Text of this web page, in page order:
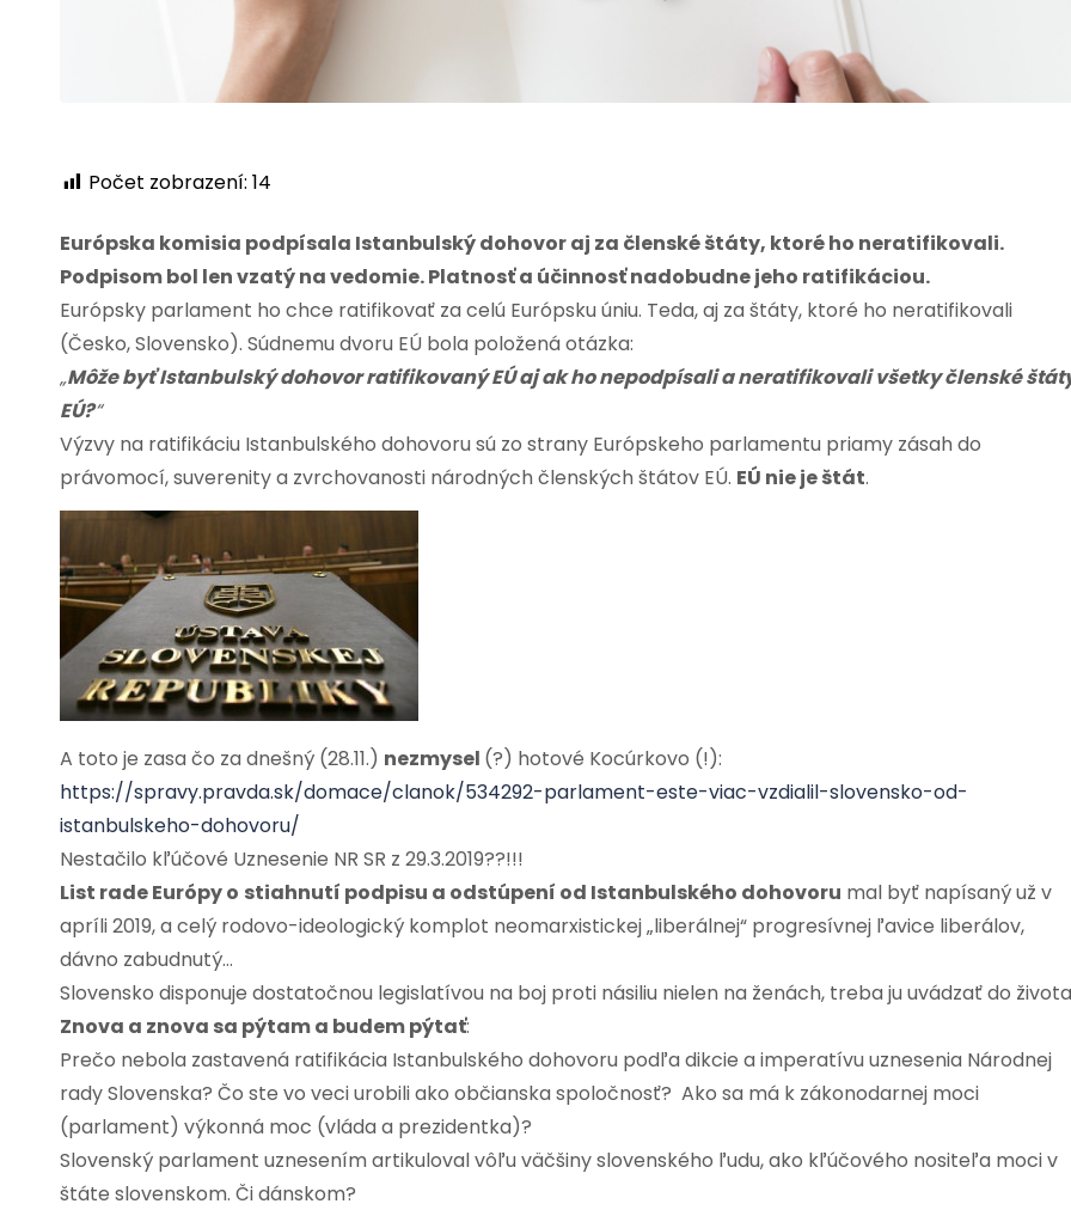
Počet zobrazení: 14
Európska komisia podpísala Istanbulský dohovor aj za členské štáty, ktoré ho neratifikovali.
Podpisom bol len vzatý na vedomie. Platnosť a účinnosť nadobudne jeho ratifikáciou.
Európsky parlament ho chce ratifikovať za celú Európsku úniu. Teda, aj za štáty, ktoré ho neratifikovali
(Česko, Slovensko). Súdnemu dvoru EÚ bola položená otázka:
„Môže byť Istanbulský dohovor ratifikovaný EÚ aj ak ho nepodpísali a neratifikovali všetky členské
EÚ?“
Výzvy na ratifikáciu Istanbulského dohovoru sú zo strany Európskeho parlamentu priamy zásah do
právomocí, suverenity a zvrchovanosti národných členských štátov EÚ. EÚ nie je štát.
A toto je zasa čo za dnešný (28.11.) nezmysel (?) hotové Kocúrkovo (!):
https://spravy.pravda.sk/domace/clanok/534292-parlament-este-viac-vzdialil-slovensko-od-
istanbulskeho-dohovoru/
Nestačilo kľúčové Uznesenie NR SR z 29.3.2019??!!!
List rade Európy o stiahnutí podpisu a odstúpení od Istanbulského dohovoru mal byť napísaný už v
apríli 2019, a celý rodovo-ideologický komplot neomarxistickej „liberálnej“ progresívnej ľavice liberálov,
dávno zabudnutý…
Slovensko disponuje dostatočnou legislatívou na boj proti násiliu nielen na ženách, treba ju uvádzať do
Znova a znova sa pýtam a budem pýtať:
Prečo nebola zastavená ratifikácia Istanbulského dohovoru podľa dikcie a imperatívu uznesenia Národnej
rady Slovenska? Čo ste vo veci urobili ako občianska spoločnosť? Ako sa má k zákonodarnej moci
(parlament) výkonná moc (vláda a prezidentka)?
Slovenský parlament uznesením artikuloval vôľu väčšiny slovenského ľudu, ako kľúčového nositeľa moci v
štáte slovenskom. Či dánskom?